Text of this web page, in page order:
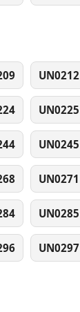
UN0212
UN0225
UN0245
UN0271
UN0285
UN0297